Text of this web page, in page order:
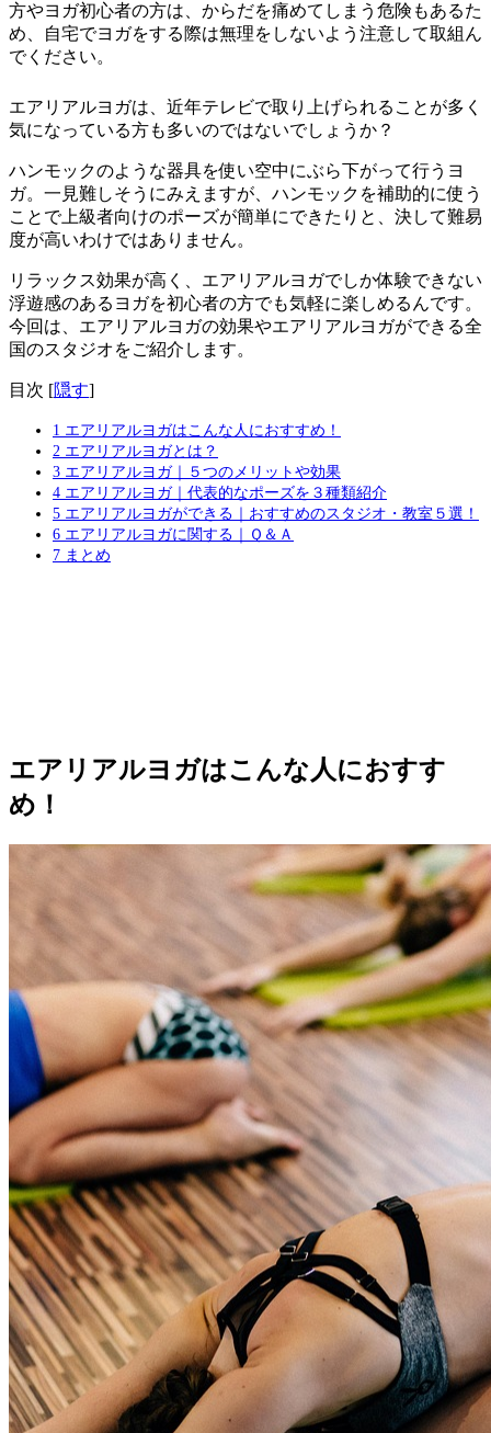
方やヨガ初心者の方は、からだを痛めてしまう危険もあるた
め、自宅でヨガをする際は無理をしないよう注意して取組ん
でください。
エアリアルヨガは、近年テレビで取り上げられることが多く
気になっている方も多いのではないでしょうか？
ハンモックのような器具を使い空中にぶら下がって行うヨ
ガ。一見難しそうにみえますが、ハンモックを補助的に使う
ことで上級者向けのポーズが簡単にできたりと、 決して難易
度が高いわけではありません。
リラックス効果が高く、エアリアルヨガでしか体験できない
浮遊感のあるヨガを初心者の方でも気軽に楽しめる んです。
今回は、 エアリアルヨガの効果やエアリアルヨガができる全
国のスタジオをご紹介 します。
目次 [隠す]
1 エアリアルヨガはこんな人におすすめ！
2 エアリアルヨガとは？
3 エアリアルヨガ｜５つのメリットや効果
4 エアリアルヨガ｜代表的なポーズを３種類紹介
5 エアリアルヨガができる｜おすすめのスタジオ・教室５選！
6 エアリアルヨガに関する｜Ｑ＆Ａ
7 まとめ
エアリアルヨガはこんな人におすす
め！